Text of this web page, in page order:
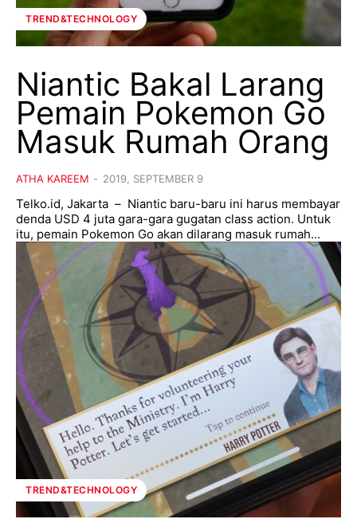
TREND&TECHNOLOGY
Niantic Bakal Larang
Pemain Pokemon Go
Masuk Rumah Orang
ATHA KAREEM - 2019, SEPTEMBER 9
Telko.id, Jakarta – Niantic baru-baru ini harus membayar
denda USD 4 juta gara-gara gugatan class action. Untuk
itu, pemain Pokemon Go akan dilarang masuk rumah...
TREND&TECHNOLOGY